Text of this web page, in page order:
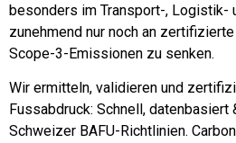
besonders im Transport-, Logistik-
zunehmend nur noch an
Scope-3-Emissionen zu senken.
Wir ermitteln, validieren und
Fussabdruck: Schnell,
Schweizer BAFU-Richtlinien.